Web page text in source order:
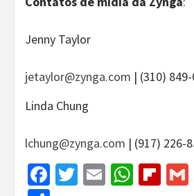
Jenny Taylor
jetaylor@zynga.com | (310)
Linda Chung
lchung@zynga.com | (917) 226-
Facebook
Twitter
Email